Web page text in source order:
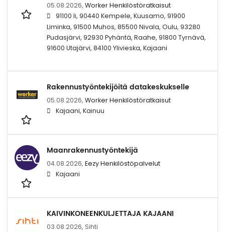
05.08.2026, Worker Henkilöstöratkaisut
91100 Ii, 90440 Kempele, Kuusamo, 91900
Liminka, 91500 Muhos, 85500 Nivala, Oulu, 93280
Pudasjärvi, 92930 Pyhäntä, Raahe, 91800 Tyrnävä,
91600 Utajärvi, 84100 Ylivieska, Kajaani
Rakennustyöntekijöitä datakeskukselle
05.08.2026, Worker Henkilöstöratkaisut
Kajaani, Kainuu
Maanrakennustyöntekijä
04.08.2026, Eezy Henkilöstöpalvelut
Kajaani
KAIVINKONEENKULJETTAJA KAJAANI
03.08.2026, Sihti